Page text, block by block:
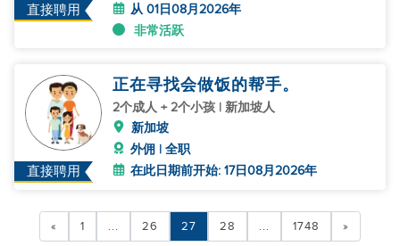
直接聘用
从 01日08月2026年
非常活跃
直接聘用
正在寻找会做饭的帮手。
2个成人 + 2个小孩 | 新加坡人
新加坡
外佣 | 全职
在此日期前开始: 17日08月2026年
« 1 ... 26 27 28 ... 1748 »